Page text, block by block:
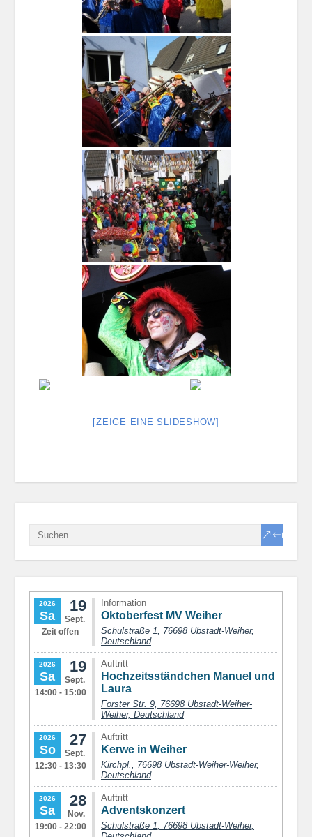
[ZEIGE EINE SLIDESHOW]